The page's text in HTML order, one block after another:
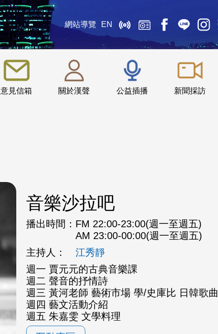
網站導覽 EN
意見信箱 關於漢聲 公益插播 新聞採訪
:::
音樂沙拉吧
播出時間： FM 22:00-23:00(週一至週五)
AM 23:00-00:00(週一至週五)
主持人：
江秀靜
週一 賈元元的古典音樂課
週二 聲音的抒情詩
週三 黃河老師 藝術市場 學/史庫比 日韓歌曲
週四 藝文活動介紹
週五 朱嘉雯 文學料理